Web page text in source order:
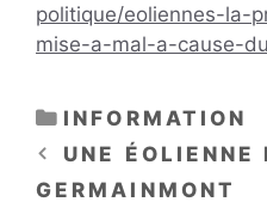
politique/eoliennes-la-
mise-a-mal-a-cause-
CATÉGORIES
INFORMATION
UNE
GERMAINMONT